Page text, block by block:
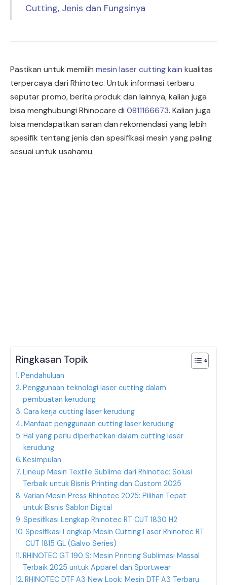
Cutting, Jenis dan Fungsinya
Pastikan untuk memilih mesin laser cutting kain kualitas
terpercaya dari Rhinotec. Untuk informasi terbaru
seputar promo, berita produk dan lainnya, kalian juga
bisa menghubungi Rhinocare di 0811166673. Kalian juga
bisa mendapatkan saran dan rekomendasi yang lebih
spesifik tentang jenis dan spesifikasi mesin yang paling
sesuai untuk usahamu.
Ringkasan Topik
Pendahuluan
Penggunaan teknologi laser cutting dalam
pembuatan kerudung
Cara kerja cutting laser kerudung
Manfaat penggunaan cutting laser kerudung
Hal yang perlu diperhatikan dalam cutting laser
kerudung
Kesimpulan
Lineup Mesin Textile Sublime dari Rhinotec: Solusi
Terbaik untuk Bisnis Printing dan Custom 2025
Varian Mesin Press Rhinotec 2025: Pilihan Tepat
untuk Bisnis Sablon Digital
Spesifikasi Lengkap Rhinotec RT CUT 1830 H2
Spesifikasi Lengkap Mesin Cutting Laser Rhinotec RT
CUT 1815 GL (Galvo Series)
RHINOTEC GT 190 S: Mesin Printing Sublimasi Massal
Terbaik 2025 untuk Apparel dan Sportwear
RHINOTEC DTF A3 New Look: Mesin DTF A3 Terbaru